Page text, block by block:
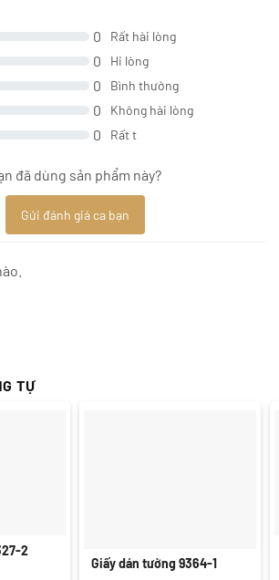
0 Rất hài lòng
0 Hi lòng
0 Bình thường
0 Không hài lòng
0 Rất t
đã dùng sản phẩm này?
Gửi đánh giá ca bạn
TỰ
2
Giấy dán tường 9364-1